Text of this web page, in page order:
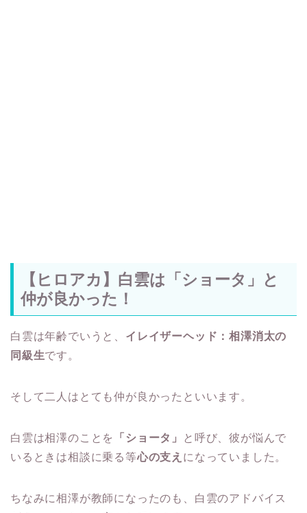
【ヒロアカ】白雲は「ショータ」と
仲が良かった！
白雲は年齢でいうと、 イレイザーヘッド：相澤消太の
同級生です。
そして二人はとても仲が良かったといいます。
白雲は相澤のことを 「ショータ」
と呼び、彼が悩んで
いるときは相談に乗る等心の支え になっていました。
ちなみに相澤が教師になったのも、白雲のアドバイス